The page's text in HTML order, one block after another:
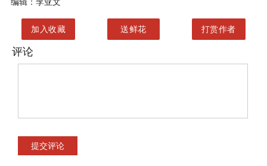
加入收藏 送鲜花 打赏作者
评论